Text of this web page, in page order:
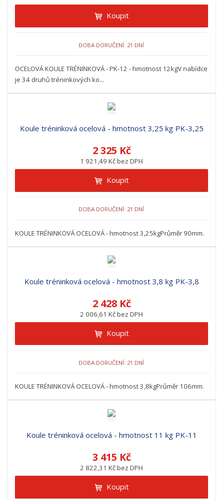
Koupit
DOBA DORUČENÍ: 21 DNÍ
OCELOVÁ KOULE TRÉNINKOVÁ - PK-12 - hmotnost 12kgV nabídce
je 34 druhů tréninkových ko...
Koule tréninková ocelová - hmotnost 3,25 kg PK-3,25
2 325 Kč
1 921,49 Kč bez DPH
Koupit
DOBA DORUČENÍ: 21 DNÍ
KOULE TRÉNINKOVÁ OCELOVÁ - hmotnost 3,25kgPrůměr 90mm.
Koule tréninková ocelová - hmotnost 3,8 kg PK-3,8
2 428 Kč
2 006,61 Kč bez DPH
Koupit
DOBA DORUČENÍ: 21 DNÍ
KOULE TRÉNINKOVÁ OCELOVÁ - hmotnost 3,8kgPrůměr 106mm.
Koule tréninková ocelová - hmotnost 11 kg PK-11
3 415 Kč
2 822,31 Kč bez DPH
Koupit